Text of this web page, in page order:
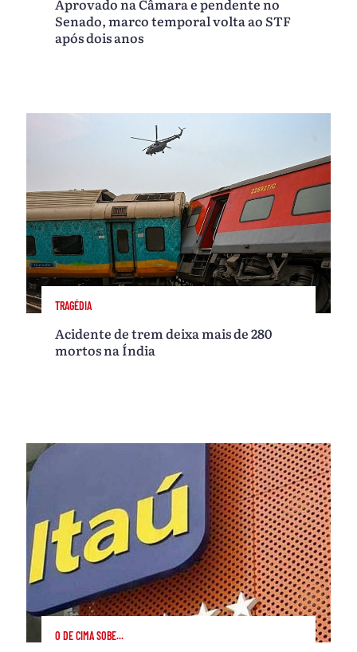
Aprovado na Câmara e pendente no
Senado, marco temporal volta ao STF
após dois anos
TRAGÉDIA
Acidente de trem deixa mais de 280
mortos na Índia
O DE CIMA SOBE...